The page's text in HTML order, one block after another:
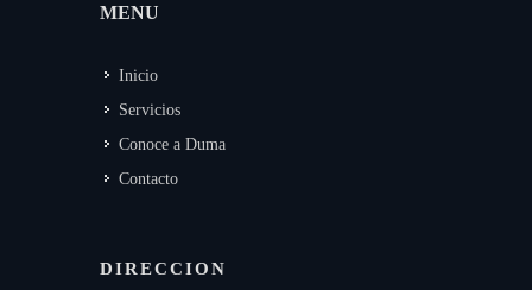
MENU
Inicio
Servicios
Conoce a Duma
Contacto
DIRECCION